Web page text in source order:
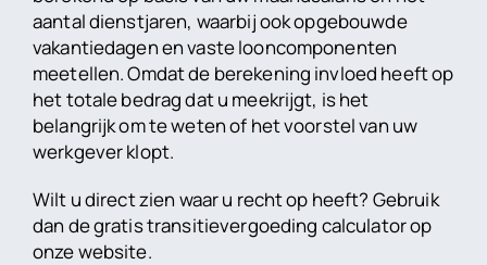
aantal dienstjaren, waarbij ook opgebouwde
vakantiedagen en vaste looncomponenten
meetellen. Omdat de berekening invloed heeft op
het totale bedrag dat u meekrijgt, is het
belangrijk om te weten of het voorstel van uw
werkgever klopt.
Wilt u direct zien waar u recht op heeft? Gebruik
dan de gratis transitievergoeding calculator op
onze website.